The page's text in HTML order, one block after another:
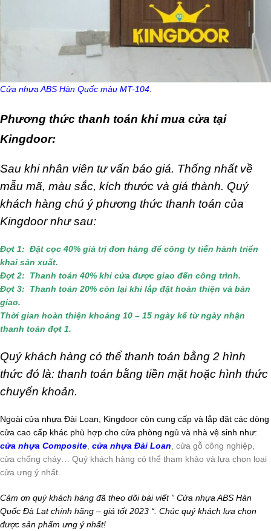
Cửa nhựa ABS Hàn Quốc màu MT-104.
Phương thức thanh toán khi mua cửa tại
Kingdoor:
Sau khi nhân viên tư vấn báo giá. Thống nhất về
mẫu mã, màu sắc, kích thước và giá thành. Quý
khách hàng chú ý phương thức thanh toán của
Kingdoor như sau:
Đợt 1: Đặt cọc 40% giá trị đơn hàng để công ty tiến hành triển
khai sản xuất.
Đợt 2: Thanh toán 40% khi cửa được giao đến công trình.
Đợt 3: Thanh toán 20% còn lại khi lắp đặt hoàn thiện và bàn
giao.
Thời gian hoàn thiện khoảng 10 – 15 ngày kể từ ngày nhận
thanh toán đợt 1.
Quý khách hàng có thể thanh toán bằng 2 hình
thức đó là: thanh toán bằng tiền mặt hoặc hình thức
chuyển khoản.
Ngoài cửa nhựa Đài Loan, Kingdoor còn cung cấp và lắp đặt các dòng
cửa cao cấp khác phù hợp cho cửa phòng ngủ và nhà vệ sinh như:
cửa nhựa Composite cửa nhựa Đài Loan , cửa gỗ công nghiệp,
cửa chống cháy… Quý khách hàng có thể tham khảo và lựa chọn loại
cửa ưng ý nhất.
Cảm ơn quý khách hàng đã theo dõi bài viết ” Cửa nhựa ABS Hàn
Quốc Đà Lạt chính hãng – giá tốt 2023 “. Chúc quý khách lựa chọn
được sản phẩm ưng ý nhất!